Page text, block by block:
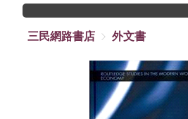
三民網路書店
外文書